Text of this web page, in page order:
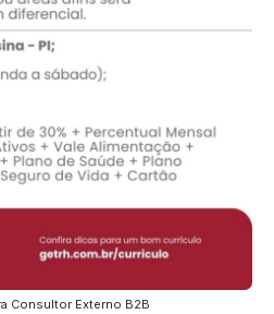
Consultor Externo B2B